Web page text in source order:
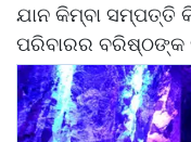
ଯାନ କିମ୍ବା ସମ୍ପତ୍ତି
ପରିବାରର ବରିଷ୍ଠଙ୍କ